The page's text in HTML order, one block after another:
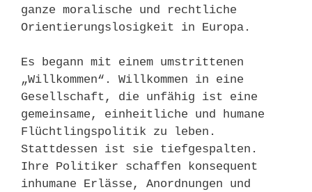
ganze moralische und rechtliche
Orientierungslosigkeit in Europa.
Es begann mit einem umstrittenen
„Willkommen“. Willkommen in eine
Gesellschaft, die unfähig ist eine
gemeinsame, einheitliche und humane
Flüchtlingspolitik zu leben.
Stattdessen ist sie tiefgespalten.
Ihre Politiker schaffen konsequent
inhumane Erlässe, Anordnungen und